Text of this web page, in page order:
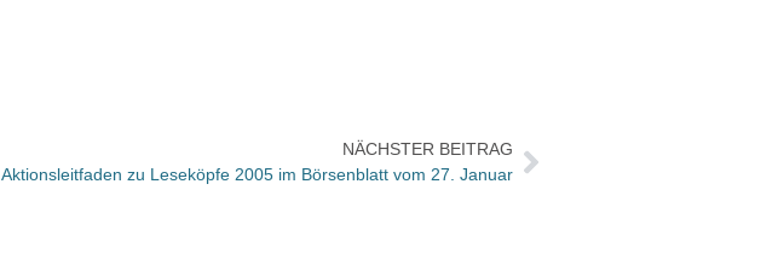
NÄCHSTER BEITRAG
Aktionsleitfaden zu Leseköpfe 2005 im Börsenblatt vom 27. Januar